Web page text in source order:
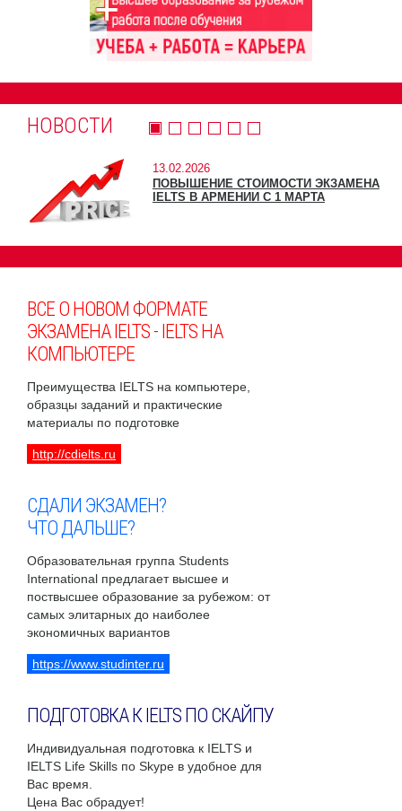
НОВОСТИ
13.02.2026
ПОВЫШЕНИЕ СТОИМОСТИ ЭКЗАМЕНА
IELTS В АРМЕНИИ С 1 МАРТА
ВСЕ О НОВОМ ФОРМАТЕ
ЭКЗАМЕНА IELTS - IELTS НА
КОМПЬЮТЕРЕ
Преимущества IELTS на компьютере,
образцы заданий и практические
материалы по подготовке
http://cdielts.ru
СДАЛИ ЭКЗАМЕН?
ЧТО ДАЛЬШЕ?
Образовательная группа Students
International предлагает высшее и
поствысшее образование за рубежом: от
самых элитарных до наиболее
экономичных вариантов
https://www.studinter.ru
ПОДГОТОВКА К IELTS ПО СКАЙПУ
Индивидуальная подготовка к IELTS и
IELTS Life Skills по Skype в удобное для
Вас время.
Цена Вас обрадует!